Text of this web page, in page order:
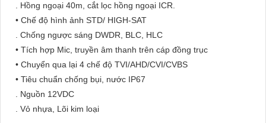
. Hồng ngoại 40m, cắt lọc hồng ngoại ICR.
• Chế độ hình ảnh STD/ HIGH-SAT
. Chống ngược sáng DWDR, BLC, HLC
• Tích hợp Mic, truyền âm thanh trên cáp đồng trục
• Chuyển qua lại 4 chế độ TVI/AHD/CVI/CVBS
• Tiêu chuẩn chống bụi, nước IP67
. Nguồn 12VDC
. Vỏ nhựa, Lõi kim loại